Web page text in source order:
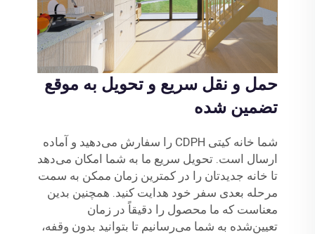
حمل و نقل سریع و تحویل به موقع
تضمین شده
شما خانه کیتی CDPH را سفارش می‌دهید و آماده
ارسال است. تحویل سریع ما به شما امکان می‌دهد
تا خانه جدیدتان را در کمترین زمان ممکن به سمت
مرحله بعدی سفر خود هدایت کنید. همچنین بدین
معناست که ما محصول را دقیقاً در زمان
تعیین‌شده به شما می‌رسانیم تا بتوانید بدون وقفه،